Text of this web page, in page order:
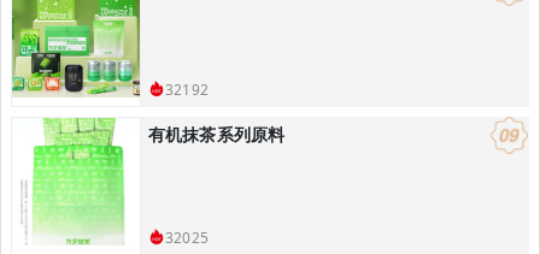
32192
有机抹茶系列原料
32025